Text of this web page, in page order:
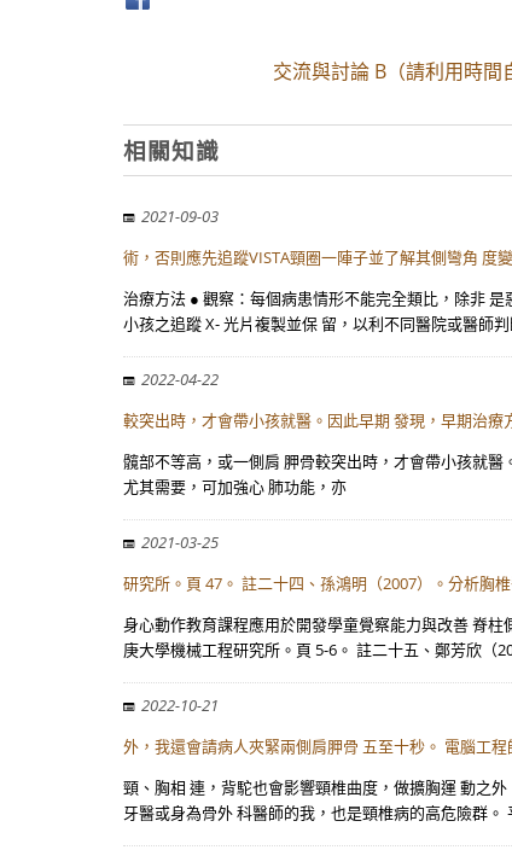
交流與討論 B（請利用時
相關知識
2021-09-03
術，否則應先追蹤VISTA頸圈一陣子並了解其側彎角 度
治療方法 ● 觀察：每個病患情形不能完全類比，除非
小孩之追蹤 X- 光片複製並保 留，以利不同醫院或醫師
2022-04-22
較突出時，才會帶小孩就醫。因此早期 發現，早期治療
髖部不等高，或一側肩 胛骨較突出時，才會帶小孩就
尤其需要，可加強心 肺功能，亦
2021-03-25
研究所。頁 47。 註二十四、孫鴻明（2007）。分析胸
身心動作教育課程應用於開發學童覺察能力與改善 脊
庚大學機械工程研究所。頁 5-6。 註二十五、鄭芳欣（
2022-10-21
外，我還會請病人夾緊兩側肩胛骨 五至十秒。 電腦工
頸、胸相 連，背駝也會影響頸椎曲度，做擴胸運 動之
牙醫或身為骨外 科醫師的我，也是頸椎病的高危險群。